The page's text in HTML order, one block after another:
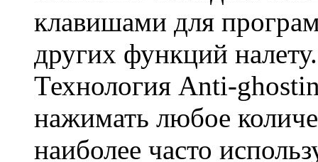
клавишами для
других функций налету.
Технология Anti-
нажимать любое
наиболее часто